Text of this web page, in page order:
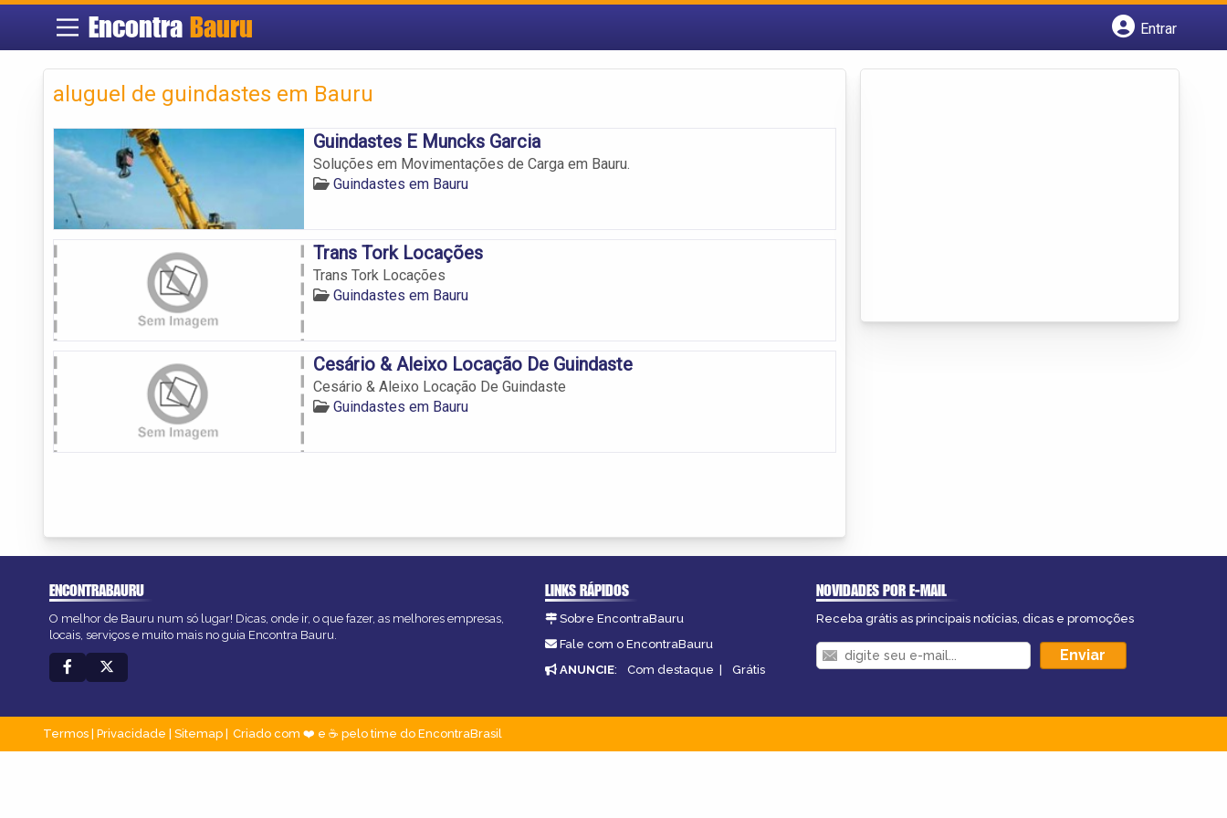
EncontraBauru
Entrar
aluguel de guindastes em Bauru
Guindastes E Muncks Garcia
Soluções em Movimentações de Carga em Bauru.
Guindastes em Bauru
Trans Tork Locações
Trans Tork Locações
Guindastes em Bauru
Cesário & Aleixo Locação De Guindaste
Cesário & Aleixo Locação De Guindaste
Guindastes em Bauru
ENCONTRABAURU
O melhor de Bauru num só lugar! Dicas, onde ir, o que fazer, as melhores empresas,
locais, serviços e muito mais no guia Encontra Bauru.
LINKS RÁPIDOS
Sobre EncontraBauru
Fale com o EncontraBauru
ANUNCIE: Com destaque | Grátis
NOVIDADES POR E-MAIL
Receba grátis as principais notícias, dicas e promoções
Termos Privacidade Sitemap Criado com ❤️ e ☕ pelo time do EncontraBrasil